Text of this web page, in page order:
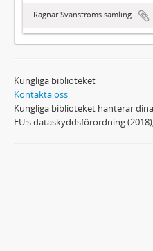
Ragnar Svanströms samling
Kungliga biblioteket
Kontakta oss
Kungliga biblioteket hanterar
EU:s dataskyddsförordning (2018),